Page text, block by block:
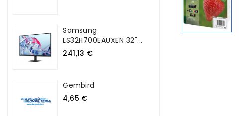
Samsung
LS32H700EAUXEN 32"...
241,13 €
Gembird
4,65 €